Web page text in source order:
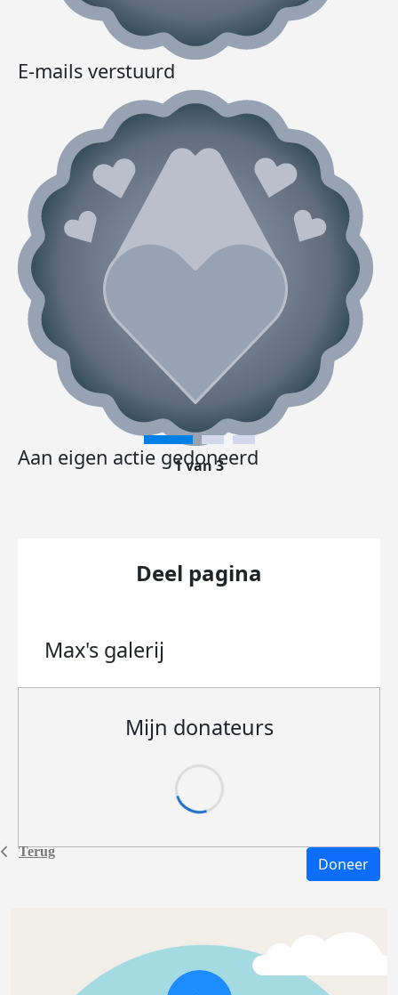
Terug
E-mails verstuurd
Aan eigen actie gedoneerd
1 van 3
Deel pagina
Max's galerij
Mijn donateurs
Doneer